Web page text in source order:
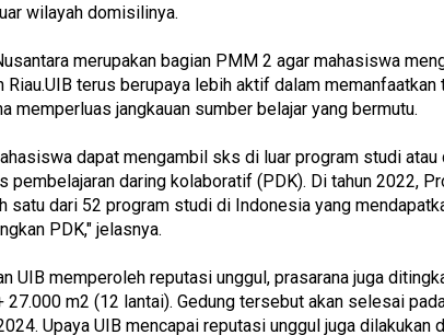
wilayah domisilinya.
merupakan bagian PMM 2 agar mahasiswa
Riau.UIB terus berupaya lebih aktif dalam
memperluas jangkauan sumber belajar yang bermutu.
dapat mengambil sks di luar program studi atau
pembelajaran daring kolaboratif (PDK). Di tahun 2022,
satu dari 52 program studi di Indonesia yang
PDK," jelasnya.
UIB memperoleh reputasi unggul, prasarana juga
27.000 m2 (12 lantai). Gedung tersebut akan selesai
Upaya UIB mencapai reputasi unggul juga dilakukan